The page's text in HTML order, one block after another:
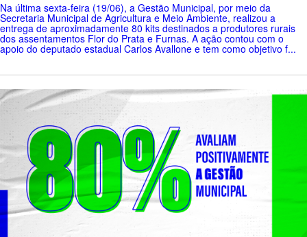
Na última sexta-feira (19/06), a Gestão Municipal, por meio da
Secretaria Municipal de Agricultura e Meio Ambiente, realizou a
entrega de aproximadamente 80 kits destinados a produtores rurais
dos assentamentos Flor do Prata e Furnas. A ação contou com o
apoio do deputado estadual Carlos Avallone e tem como objetivo f...